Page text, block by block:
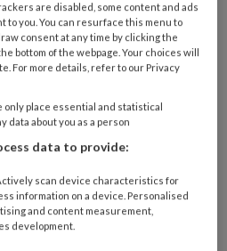
onder meer
en
heeft het kind in het
statische mindset. Het
vaststaat en dus
Waarom zou het dan
Het kind in het tweede
groeimindset. Het weet
kan veranderen. Dat
is als
are disabled, some content and ads
to you. You can resurface this menu to
consent at any time by clicking the
bottom of the webpage. Your choices will
For more details, refer to our Privacy
only place essential and statistical
data about you as a person
data to provide:
scan device characteristics for
information on a device. Personalised
and content measurement,
development.